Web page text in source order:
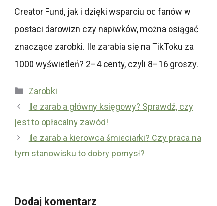
Creator Fund, jak i dzięki wsparciu od fanów w
postaci darowizn czy napiwków, można osiągać
znaczące zarobki. Ile zarabia się na TikToku za
1000 wyświetleń? 2–4 centy, czyli 8–16 groszy.
Kategorie
Zarobki
Ile zarabia główny księgowy? Sprawdź, czy
jest to opłacalny zawód!
Ile zarabia kierowca śmieciarki? Czy praca na
tym stanowisku to dobry pomysł?
Dodaj komentarz